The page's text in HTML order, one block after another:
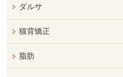
ダルサ
猫背矯正
脂肪